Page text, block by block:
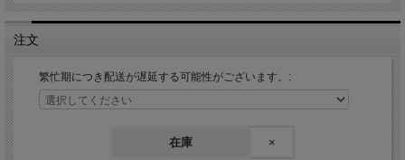
注文
繁忙期につき配送が遅延する可能性がございます。:
在庫 ×